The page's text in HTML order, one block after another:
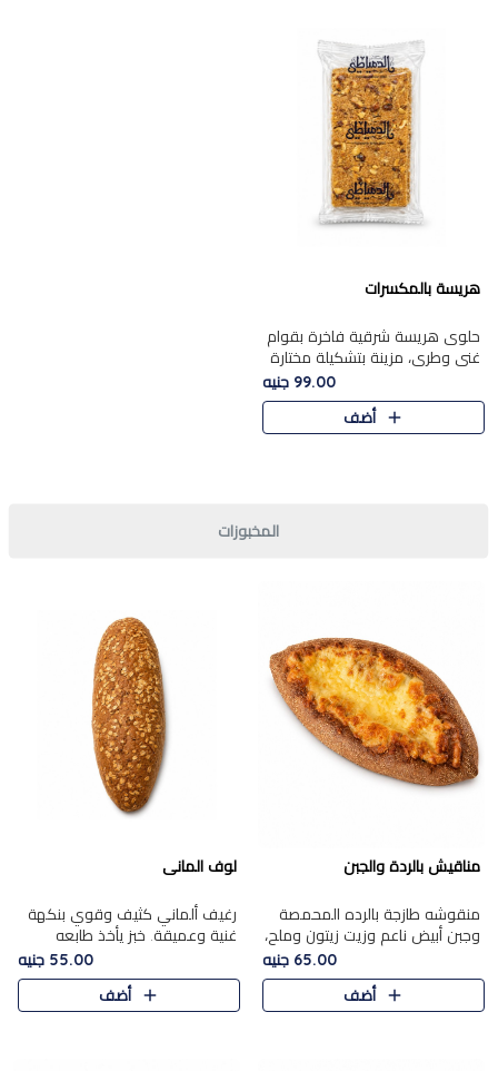
هريسة بالمكسرات
حلوى هريسة شرقية فاخرة بقوام
غني وطري، مزينة بتشكيلة مختارة
من المكسرات الفاخرة التي تضيف
قرمشة مميزة ونكهة غنية في كل
قطعة. تجمع بين المذاق..
99.00 جنيه
أضف
المخبوزات
مناقيش بالردة والجبن
منقوشه طازجة بالرده المحمصة
وجبن أبيض ناعم وزيت زيتون وملح،
مباشرة من الفرن.الرده مع نعومة
الجبن فوق عجينة طازجة.
65.00 جنيه
أضف
لوف المانى
رغيف ألماني كثيف وقوي بنكهة
غنية وعميقة. خبز يأخذ طابعه
55.00 جنيه
أضف